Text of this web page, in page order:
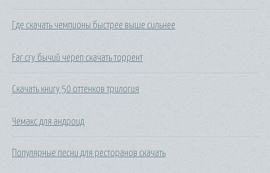
Где скачать чемпионы быстрее выше сильнее
Far cry бычий череп скачать торрент
Скачать книгу 50 оттенков трилогия
Чемакс для андроид
Популярные песни для ресторанов скачать